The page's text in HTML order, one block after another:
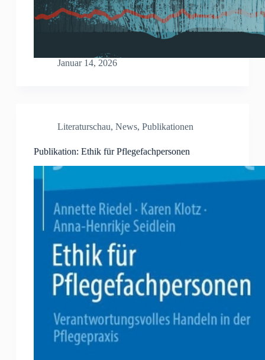
Januar 14, 2026
Literaturschau, News, Publikationen
Publikation: Ethik für Pflegefachpersonen